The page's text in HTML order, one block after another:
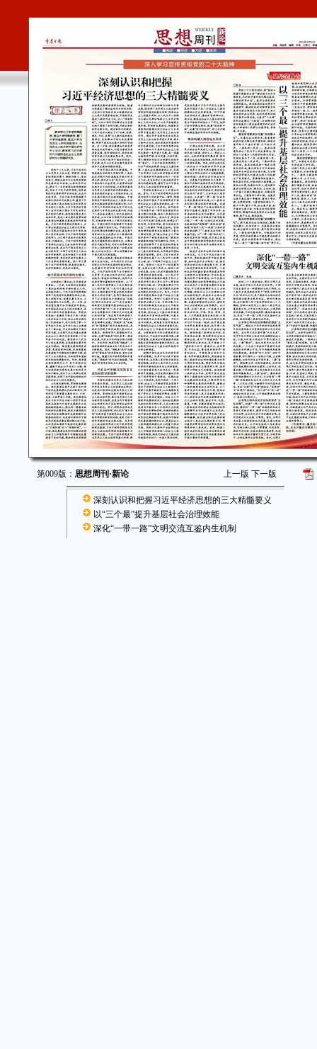
第009版： 思想周刊·新论 上一版 下一版
深刻认识和把握习近平经济思想的三大精髓要义
以“三个最”提升基层社会治理效能
深化“一带一路”文明交流互鉴内生机制